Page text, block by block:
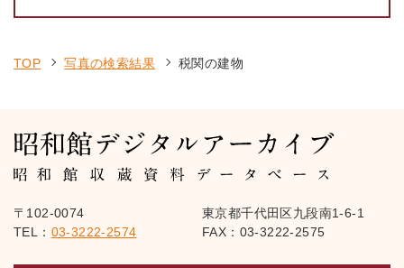
TOP 写真の検索結果 税関の建物
〒102-0074
東京都千代田区九段南1-6-1
TEL： 03-3222-2574 FAX：03-3222-2575